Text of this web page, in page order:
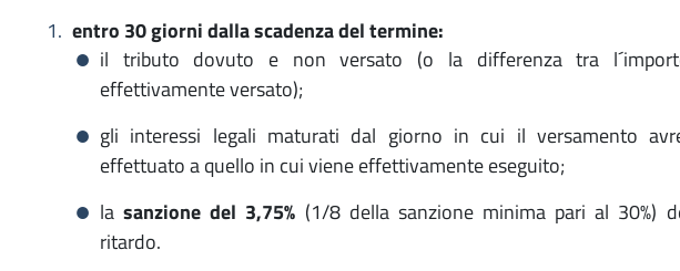
entro 30 giorni dalla scadenza del termine:
il tributo dovuto e non versato (o la differenza tra
effettivamente versato);
gli interessi legali maturati dal giorno in cui il versamento
effettuato a quello in cui viene effettivamente eseguito;
lasanzione del 3,75% (1/8 della sanzione minima pari al 30%)
ritardo.